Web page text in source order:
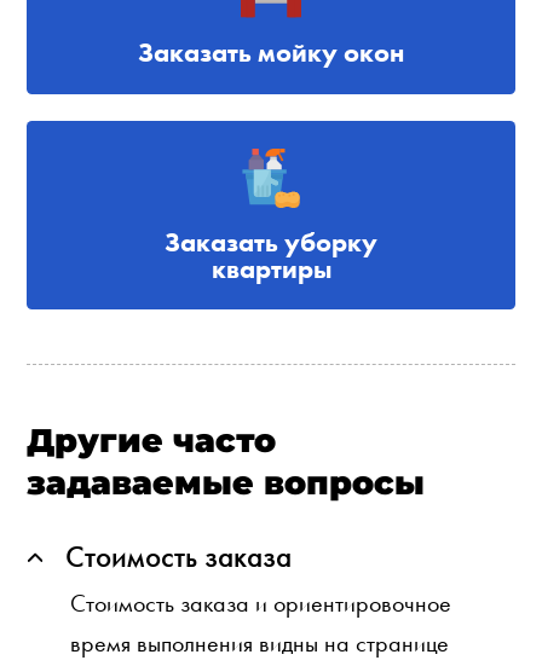
Заказать мойку окон
Заказать уборку
квартиры
Другие часто
задаваемые вопросы
Стоимость заказа
Стоимость заказа и ориентировочное
время выполнения видны на странице